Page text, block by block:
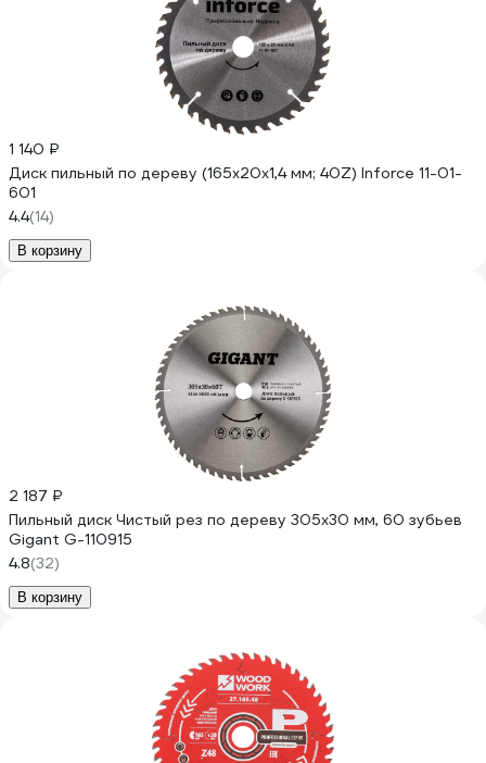
1 140 ₽
Диск пильный по дереву (165х20х1,4 мм; 40Z) Inforce 11-01-
601
4.4(14)
В корзину
2 187 ₽
Пильный диск Чистый рез по дереву 305x30 мм, 60 зубьев
Gigant G-110915
4.8(32)
В корзину